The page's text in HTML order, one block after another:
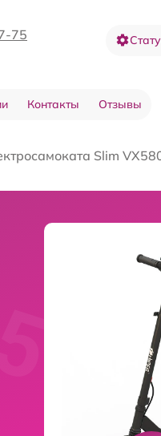
75
Контакты Отзывы
Slim